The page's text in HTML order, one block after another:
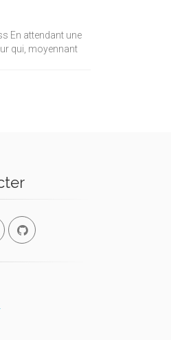
En attendant une
qui, moyennant